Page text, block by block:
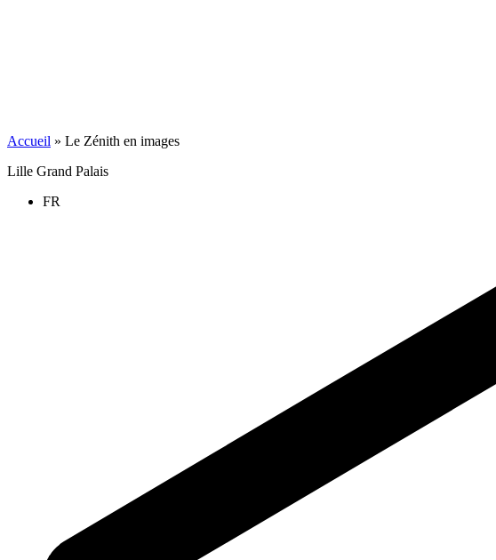
Accueil » Le Zénith en images
Lille Grand Palais
FR